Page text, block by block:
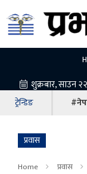
ट्रेन्डिङ
प्रवास
Home प्रवास